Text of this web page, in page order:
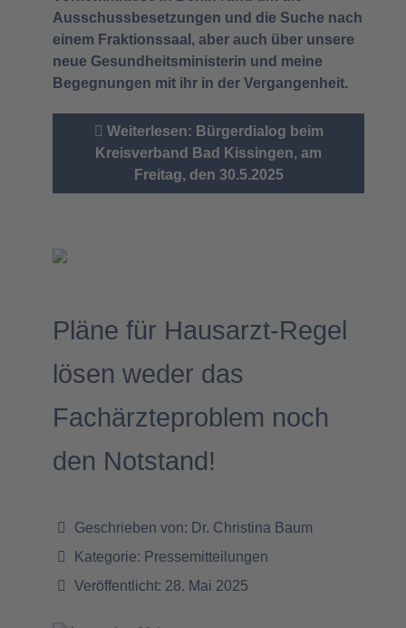
Ausschussbesetzungen und die Suche nach
einem Fraktionssaal, aber auch über unsere
neue Gesundheitsministerin und meine
Begegnungen mit ihr in der Vergangenheit.
Weiterlesen: Bürgerdialog beim
Kreisverband Bad Kissingen, am
Freitag, den 30.5.2025
Pläne für Hausarzt-Regel
lösen weder das
Fachärzteproblem noch
den Notstand!
Geschrieben von: Dr. Christina Baum
Kategorie: Pressemitteilungen
Veröffentlicht: 28. Mai 2025